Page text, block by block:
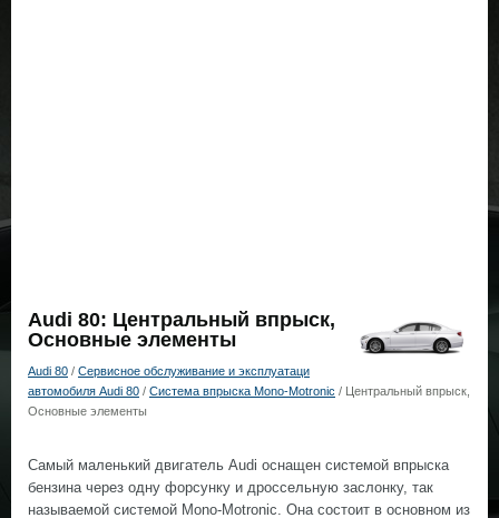
Audi 80: Центральный впрыск,
Основные элементы
Audi 80 / Сервисное обслуживание и эксплуатаци
автомобиля Audi 80 / Система впрыска Mono-Motronic / Центральный впрыск,
Основные элементы
Самый маленький двигатель Audi оснащен системой впрыска
бензина через одну форсунку и дроссельную заслонку, так
называемой системой Mono-Motronic. Она состоит в основном из